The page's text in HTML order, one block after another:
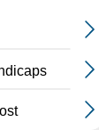
Accepter
Refuser
Habitat
de cookies ⎪